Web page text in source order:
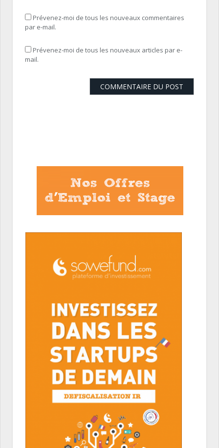
Prévenez-moi de tous les nouveaux commentaires
par e-mail.
Prévenez-moi de tous les nouveaux articles par e-
mail.